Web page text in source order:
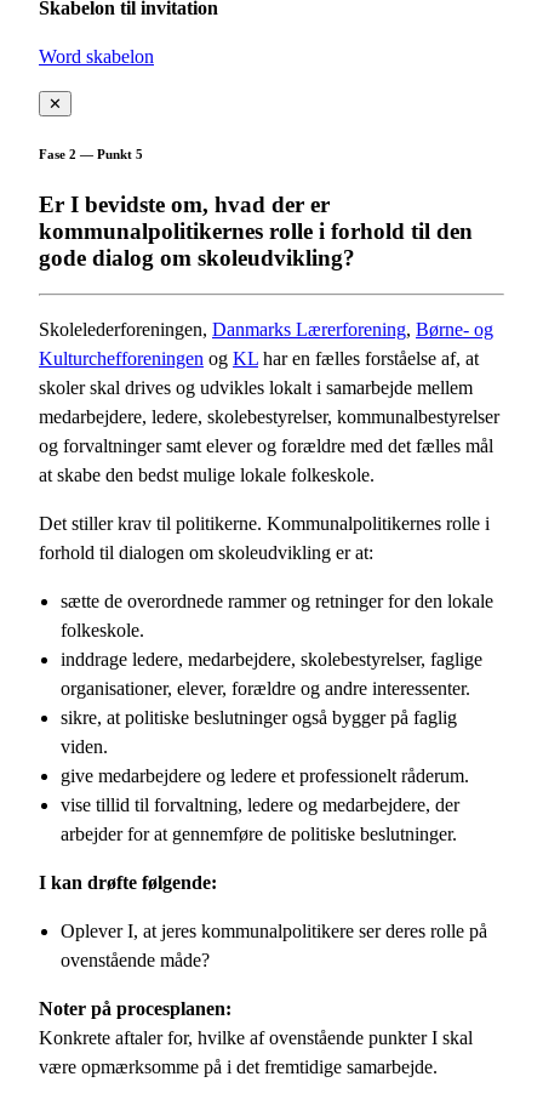
Skabelon til invitation
Word skabelon
✕
Fase 2 — Punkt 5
Er I bevidste om, hvad der er
kommunalpolitikernes rolle i forhold til den
gode dialog om skoleudvikling?
Skolelederforeningen, Danmarks Lærerforening, Børne- og
Kulturchefforeningen og KL har en fælles forståelse af, at
skoler skal drives og udvikles lokalt i samarbejde mellem
medarbejdere, ledere, skolebestyrelser, kommunalbestyrelser
og forvaltninger samt elever og forældre med det fælles mål
at skabe den bedst mulige lokale folkeskole.
Det stiller krav til politikerne. Kommunalpolitikernes rolle i
forhold til dialogen om skoleudvikling er at:
sætte de overordnede rammer og retninger for den lokale
folkeskole.
inddrage ledere, medarbejdere, skolebestyrelser, faglige
organisationer, elever, forældre og andre interessenter.
sikre, at politiske beslutninger også bygger på faglig
viden.
give medarbejdere og ledere et professionelt råderum.
vise tillid til forvaltning, ledere og medarbejdere, der
arbejder for at gennemføre de politiske beslutninger.
I kan drøfte følgende:
Oplever I, at jeres kommunalpolitikere ser deres rolle på
ovenstående måde?
Noter på procesplanen:
Konkrete aftaler for, hvilke af ovenstående punkter I skal
være opmærksomme på i det fremtidige samarbejde.